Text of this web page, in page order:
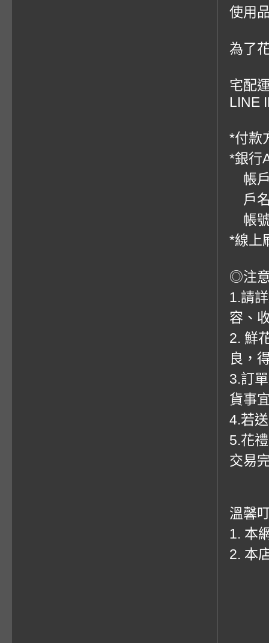
使用
為了
宅配
LINE
*付款
*銀行
帳戶
戶
帳
*線上
◎注
1.請
容、
2. 鮮
良，
3.訂
貨事
4.若
5.花
交易
溫馨
1. 本
2. 本